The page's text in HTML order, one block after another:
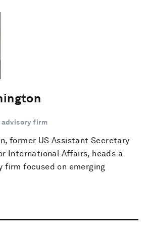
advisory firm
former US Assistant Secretary
International Affairs, heads a
firm focused on emerging